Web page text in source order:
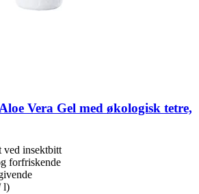
Vera Gel med økologisk tetre,
ved insektbitt
forfriskende
l)